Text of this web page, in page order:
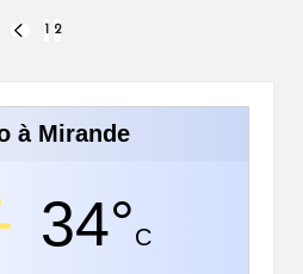
PREVIOUS
2
à Mirande
34°C